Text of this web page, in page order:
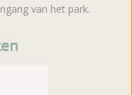
van het park.